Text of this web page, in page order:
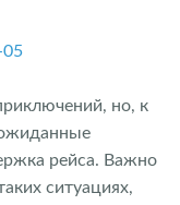
05
но, к
рейса. Важно
ситуациях,